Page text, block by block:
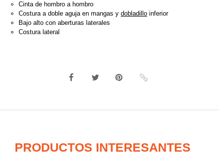
Cinta de hombro a hombro
Costura a doble aguja en mangas y dobladillo inferior
Bajo alto con aberturas laterales
Costura lateral
PRODUCTOS INTERESANTES